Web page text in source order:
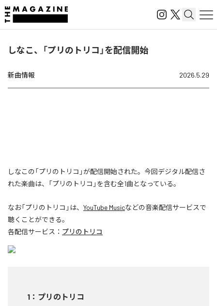
しなこ、「プリのトリコ」を配信開始
新曲情報 2026.5.29
しなこの「プリのトリコ」が配信開始された。今回デジタル配信さ
れた楽曲は、「プリのトリコ」を含む全1曲となっている。
なお「プリのトリコ 」は、 YouTube Musicなどの音楽配信サービスで
聴くことができる。
各配信サービス： プリのトリコ
1 ： プリのトリコ